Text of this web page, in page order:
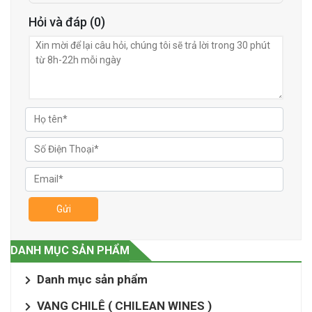
DANH MỤC SẢN PHẨM
Danh mục sản phẩm
VANG CHILÊ ( CHILEAN WINES )
Hỏi và đáp (0)
Gửi